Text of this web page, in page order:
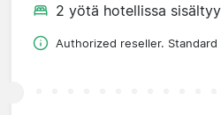
2 yötä hotellissa sisältyy
Authorized reseller.